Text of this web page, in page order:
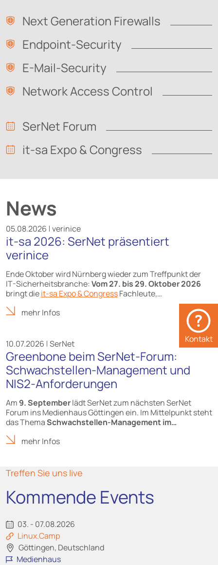
Next Generation Firewalls
Endpoint-Security
E-Mail-Security
Network Access Control
SerNet Forum
it-sa Expo & Congress
News
05.08.2026 verinice
it-sa 2026: SerNet präsentiert
verinice
Ende Oktober wird Nürnberg wieder zum Treffpunkt der
IT-Sicherheitsbranche:Vom 27. bis 29. Oktober 2026
bringt dieit-sa Expo & CongressFachleute,…
mehr Infos
10.07.2026 SerNet
Greenbone beim SerNet-Forum:
Schwachstellen-Management und
NIS2-Anforderungen
Am 9. Septemberlädt SerNet zum nächsten SerNet
Forum ins Medienhaus Göttingen ein. Im Mittelpunkt steht
das ThemaSchwachstellen-Management im…
mehr Infos
Treffen Sie uns live
Kommende Events
03. - 07.08.2026
Linux.Camp
Göttingen, Deutschland
Medienhaus
Kontakt